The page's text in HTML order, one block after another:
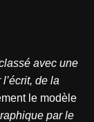
avec une
de la
le modèle
par le